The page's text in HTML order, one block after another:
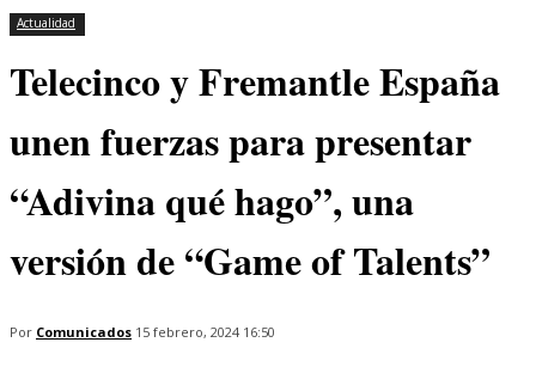
Actualidad
Telecinco y Fremantle España
unen fuerzas para presentar
“Adivina qué hago”, una
versión de “Game of Talents”
Por Comunicados 15 febrero, 2024 16:50